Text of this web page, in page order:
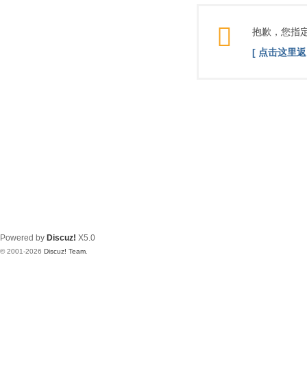
抱歉，您指
[ 点击这里
Powered by Discuz! X5.0
© 2001-2026 Discuz! Team